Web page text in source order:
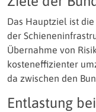
Das Hauptziel ist
der
Übernahme von
kosteneffizienter
da zwischen den
Entlastung